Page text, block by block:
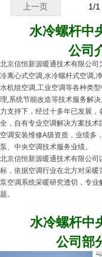
水冷螺杆中
公司部
水冷螺杆中
公司
北京信恒新源暖通技术有限公
冷离心式空调,水冷螺杆式空调,
水机组空调,工业空调等各种类
理,系统节能改造等技术服务解
力支持下，经过十多年已发展
全，自有专业空调解决方案技
空调安装维修A级资质，业绩多
泵、中央空调技术服务业绩。
北京信恒新源暖通技术有限公
标，依据空调行业在北方对采
泵空调系统采暖研究透切，专
题。
为更加服务好客户，我们配有
调,风冷螺杆空调,风冷热泵空调,
调,VAV空调,地源热泵空调,水源
空调,净化空调,恒温恒湿空调,直
空气处理机组,风机盘管,开式冷
上一页 1/1